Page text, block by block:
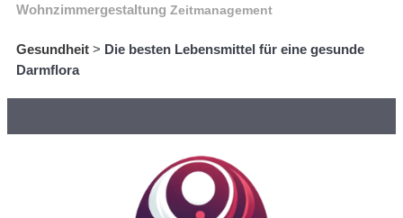
Wohnzimmergestaltung Zeitmanagement
Gesundheit > Die besten Lebensmittel für eine gesunde
Darmflora